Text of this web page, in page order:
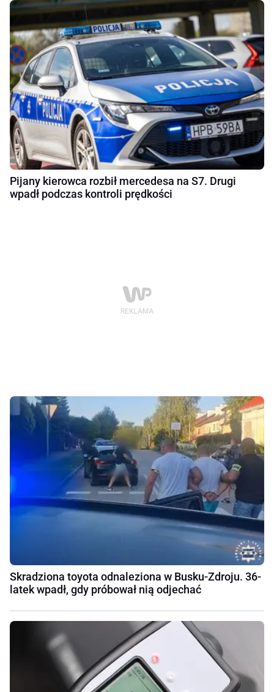
Pijany kierowca rozbił mercedesa na S7. Drugi
wpadł podczas kontroli prędkości
Skradziona toyota odnaleziona w Busku-Zdroju. 36-
latek wpadł, gdy próbował nią odjechać